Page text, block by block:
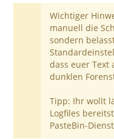
Wichtiger
manuell die
sondern
dass euer Text
dunklen
Tipp: Ihr wollt
Logfiles
PasteBin-Dienst